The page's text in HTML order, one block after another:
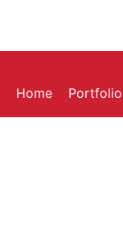
Home Portfolio